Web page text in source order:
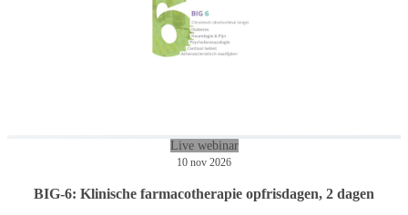
Live webinar
10 nov 2026
BIG-6: Klinische farmacotherapie opfrisdagen, 2 dagen